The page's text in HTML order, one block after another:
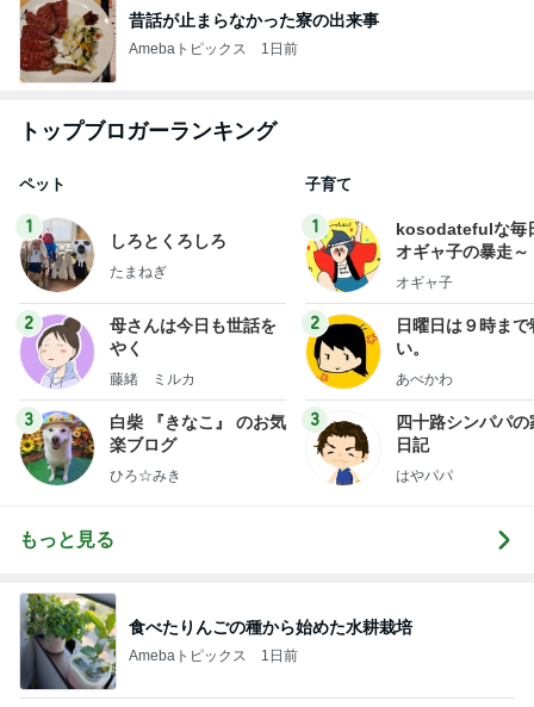
昔話が止まらなかった寮の出来事
Amebaトピックス 1日前
トップブロガーランキング
ペット
1
しろとくろしろ
たまねぎ
2
母さんは今日も世話を
やく
藤緒 ミルカ
3
白柴 『きなこ』 のお気
楽ブログ
ひろ☆みき
子育て
1
kosodatefulな毎
オギャ子の暴走～
オギャ子
2
日曜日は９時まで
い。
あべかわ
3
四十路シンパパの
日記
はやパパ
もっと見る
食べたりんごの種から始めた水耕栽培
Amebaトピックス 1日前